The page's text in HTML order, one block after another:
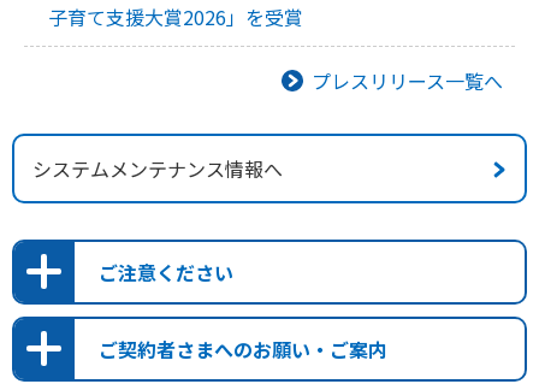
子育て支援大賞2026」を受賞
プレスリリース一覧へ
2026年07月31日 重要
令和8年熊本地震に対する非常取扱い・特別取扱いの実
施について
2026年07月31日
「統合報告書（ディスクロージャー誌）2026」の掲載
システムメンテナンス情報へ
ご注意ください
かんぽ生命を装った不審メールやSMSにご注意くだ
さい。
ご契約者さまへのお願い・ご案内